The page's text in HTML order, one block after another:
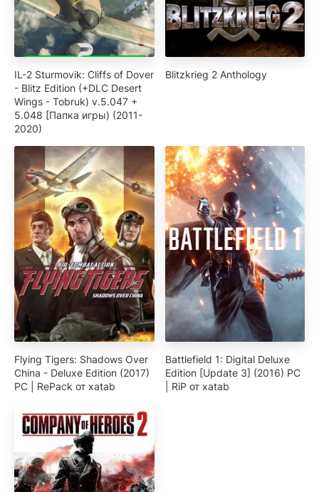
IL-2 Sturmovik: Cliffs of Dover
- Blitz Edition (+DLC Desert
Wings - Tobruk) v.5.047 +
5.048 [Папка игры) (2011-
2020)
Blitzkrieg 2 Anthology
Flying Tigers: Shadows Over
China - Deluxe Edition (2017)
PC | RePack от xatab
Battlefield 1: Digital Deluxe
Edition [Update 3] (2016) PC
| RiP от xatab